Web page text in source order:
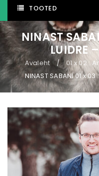
TOOTED
NINAST
LUIDRE
Avaleht / 01 x 02 :
NINAST SABANI 01 x 03